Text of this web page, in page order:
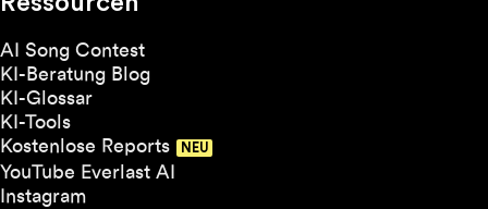
AI Song Contest
KI-Beratung Blog
KI-Glossar
KI-Tools
Kostenlose Reports
YouTube Everlast AI
Instagram